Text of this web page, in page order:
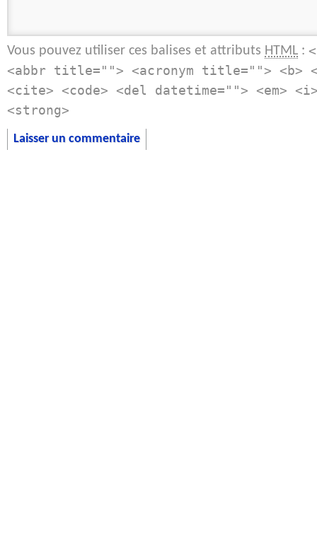
Vous pouvez utiliser ces balises et attributs HTML :
<abbr title=""> <acronym title=""> <b>
<cite> <code> <del datetime=""> <em>
<strong>